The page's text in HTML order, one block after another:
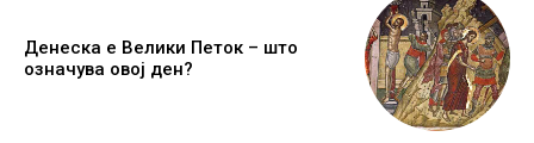
Денеска е Велики Петок – што
означува овој ден?